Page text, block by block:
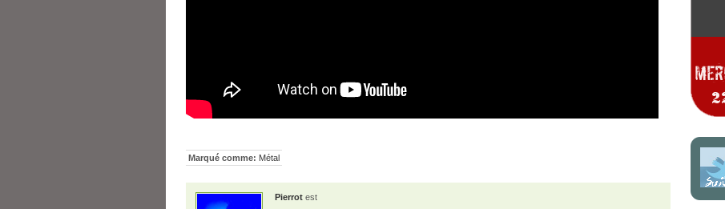
Marqué comme: Métal
Pierrot est